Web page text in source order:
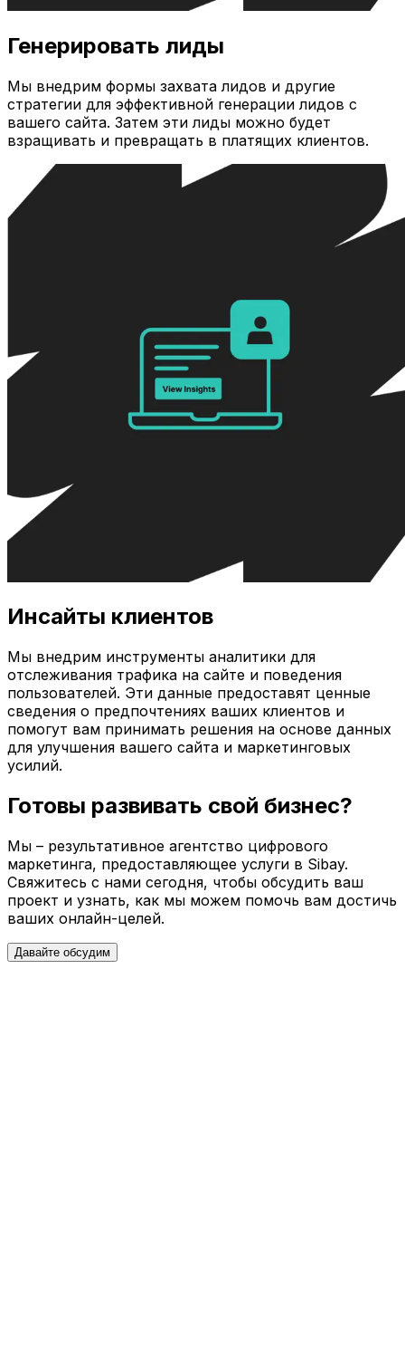
Генерировать лиды
Мы внедрим формы захвата лидов и другие
стратегии для эффективной генерации лидов с
вашего сайта. Затем эти лиды можно будет
взращивать и превращать в платящих клиентов.
Инсайты клиентов
Мы внедрим инструменты аналитики для
отслеживания трафика на сайте и поведения
пользователей. Эти данные предоставят ценные
сведения о предпочтениях ваших клиентов и
помогут вам принимать решения на основе данных
для улучшения вашего сайта и маркетинговых
усилий.
Готовы развивать свой бизнес?
Мы – результативное агентство цифрового
маркетинга, предоставляющее услуги в Sibay.
Свяжитесь с нами сегодня, чтобы обсудить ваш
проект и узнать, как мы можем помочь вам достичь
ваших онлайн-целей.
Давайте обсудим